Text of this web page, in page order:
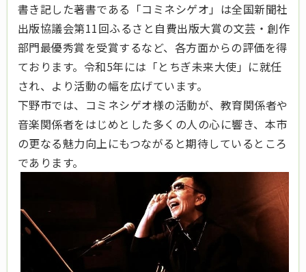
書き記した著書である「コミネシゲオ」は全国新聞社
出版協議会第11回ふるさと自費出版大賞の文芸・創作
部門最優秀賞を受賞するなど、各方面からの評価を得
ております。令和5年には「とちぎ未来大使」に就任
され、より活動の幅を広げています。
下野市では、コミネシゲオ様の活動が、教育関係者や
音楽関係者をはじめとした多くの人の心に響き、本市
の更なる魅力向上にもつながると期待しているところ
であります。